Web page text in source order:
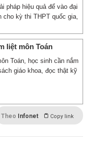
pháp hiệu quả để vào đại
cho kỳ thi THPT quốc gia,
liệt môn Toán
Toán, học sinh cần nắm
giáo khoa, đọc thật kỹ
Theo Infonet Copy link